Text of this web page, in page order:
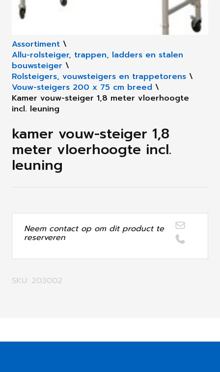
Assortiment \
Allu-rolsteiger, trappen, ladders en stalen
bouwsteiger \
Rolsteigers, vouwsteigers en trappetorens \
Vouw-steigers 200 x 75 cm breed \
Kamer vouw-steiger 1,8 meter vloerhoogte
incl. leuning
kamer vouw-steiger 1,8
meter vloerhoogte incl.
leuning
Neem contact op om dit product te
reserveren
SKU: 203002